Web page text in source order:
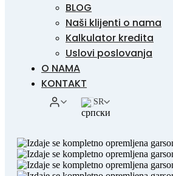
BLOG
Naši klijenti o nama
Kalkulator kredita
Uslovi poslovanja
O NAMA
KONTAKT
SR